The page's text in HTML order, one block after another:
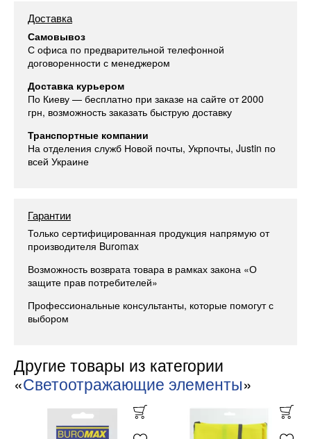
Доставка
Самовывоз
С офиса по предварительной телефонной
договоренности с менеджером
Доставка курьером
По Киеву — бесплатно при заказе на сайте от 2000
грн, возможность заказать быструю доставку
Транспортные компании
На отделения служб Новой почты, Укрпочты, Justin по
всей Украине
Гарантии
Только сертифицированная продукция напрямую от
производителя Buromax
Возможность возврата товара в рамках закона «О
защите прав потребителей»
Профессиональные консультанты, которые помогут с
выбором
Другие товары из категории
«Светоотражающие элементы»